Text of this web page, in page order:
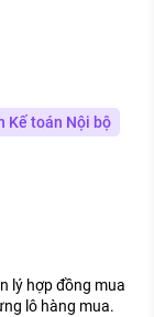
Kế toán Nội bộ
lý hợp đồng mua
lô hàng mua.